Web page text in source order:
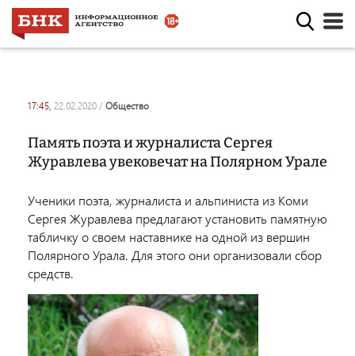
17:45, 22.02.2020 / общество
Память поэта и журналиста Сергея
Журавлева увековечат на Полярном Урале
Ученики поэта, журналиста и альпиниста из Коми
Сергея Журавлева предлагают установить памятную
табличку о своем наставнике на одной из вершин
Полярного Урала. Для этого они организовали сбор
средств.